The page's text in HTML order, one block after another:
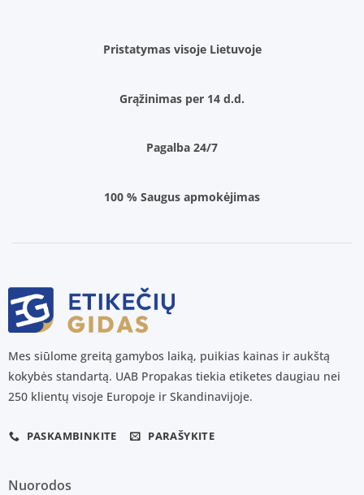
Pristatymas visoje Lietuvoje
Grąžinimas per 14 d.d.
Pagalba 24/7
100 % Saugus apmokėjimas
Mes siūlome greitą gamybos laiką, puikias kainas ir aukštą
kokybės standartą. UAB Propakas tiekia etiketes daugiau nei
250 klientų visoje Europoje ir Skandinavijoje.
PASKAMBINKITE PARAŠYKITE
Nuorodos